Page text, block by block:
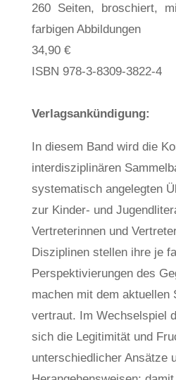
260 Seiten, broschiert,
farbigen Abbildungen
34,90 €
ISBN 978-3-8309-3822-4
Verlagsankündigung:
In diesem Band wird die
interdisziplinären
systematisch angelegten
zur Kinder- und
Vertreterinnen und
Disziplinen stellen ihre je
Perspektivierungen des
machen mit dem aktuellen
vertraut. Im Wechselspiel
sich die Legitimität und
unterschiedlicher Ansätze